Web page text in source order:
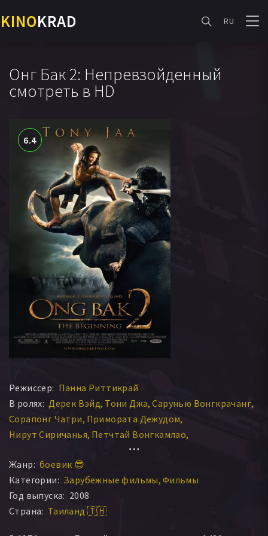
KINOKRAD RU
Онг Бак 2: Непревзойденный
смотреть в HD
6.4
Режиссер: Панна Риттикрай
В ролях: Дерек Вэйд Тони Джа Сарунью Вонгкрачанг
Сорапонг Чатри Примората Дежудом
Нирут Сиричанья Петчтай Вонгкамлао
Паттама Пантонг
Супакорн Китсувон
Патрик Тэнг Джамруен Сомбун Яран Нгамди
Акарадет Родвинит
Праринья Кармкив Вачачай Фумири
Жанр: боевик 😎
Категории: Зарубежные фильмы Фильмы
Год выпуска: 2008
Страна: Таиланд 🇹🇭